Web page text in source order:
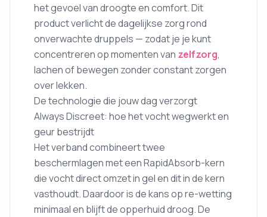
het gevoel van droogte en comfort. Dit
product verlicht de dagelijkse zorg rond
onverwachte druppels — zodat je je kunt
concentreren op momenten van zelfzorg,
lachen of bewegen zonder constant zorgen
over lekken.
De technologie die jouw dag verzorgt
Always Discreet: hoe het vocht wegwerkt en
geur bestrijdt
Het verband combineert twee
beschermlagen met een RapidAbsorb-kern
die vocht direct omzet in gel en dit in de kern
vasthoudt. Daardoor is de kans op re-wetting
minimaal en blijft de opperhuid droog. De